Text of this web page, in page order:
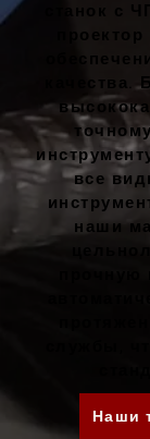
все
наши
прочную
Наши